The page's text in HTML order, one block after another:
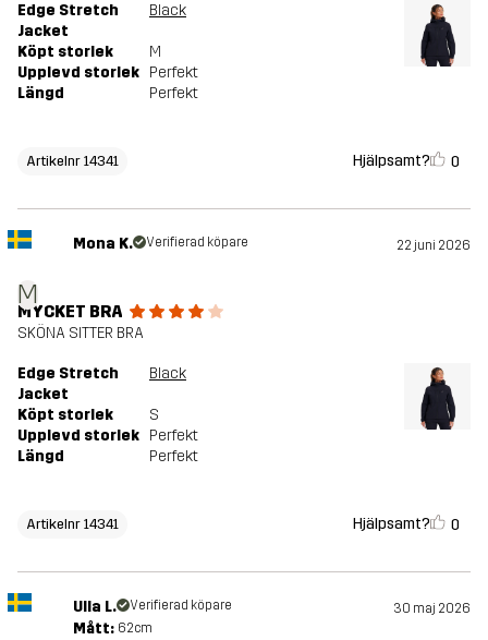
Edge Stretch
Jacket
Black
Köpt storlek
M
Upplevd storlek Perfekt
Längd
Perfekt
Artikelnr 14341 Hjälpsamt? 0
M
Mona K. Verifierad köpare 22 juni 2026
MYCKET BRA
SKÖNA SITTER BRA
Edge Stretch
Jacket
Black
Köpt storlek
S
Upplevd storlek Perfekt
Längd
Perfekt
Artikelnr 14341 Hjälpsamt? 0
Ulla L. Verifierad köpare 30 maj 2026
Mått: 62cm